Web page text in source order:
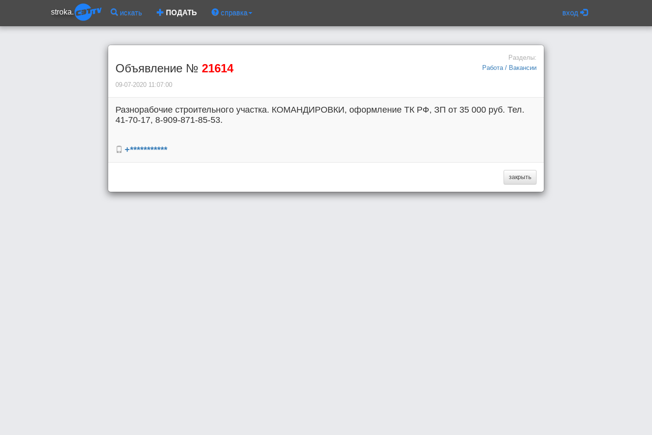
stroka. искать ПОДАТЬ справка вход
Объявление № 21614
09-07-2020 11:07:00
Разделы:
Работа / Вакансии
Разнорабочие строительного участка. КОМАНДИРОВКИ, оформление ТК РФ, ЗП от 35 000 руб. Тел.
41-70-17, 8-909-871-85-53.
+***********
закрыть